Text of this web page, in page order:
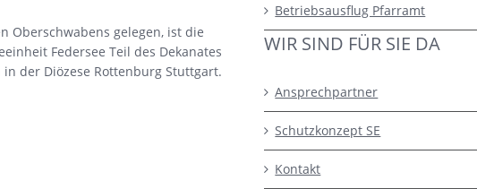
Oberschwabens gelegen, ist die
Federsee Teil des Dekanates
in der Diözese Rottenburg Stuttgart.
Betriebsausflug Pfarramt
WIR SIND FÜR SIE DA
Ansprechpartner
Schutzkonzept SE
Kontakt